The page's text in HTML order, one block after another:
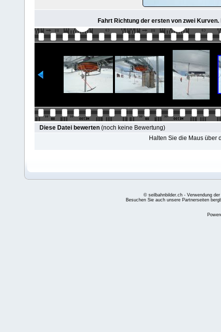
Fahrt Richtung der ersten von zwei
Diese Datei bewerten (noch keine Bewertung)
Halten Sie die Maus über
© seilbahnbilder.ch - Verwendung
Besuchen Sie auch unsere Partnerseiten